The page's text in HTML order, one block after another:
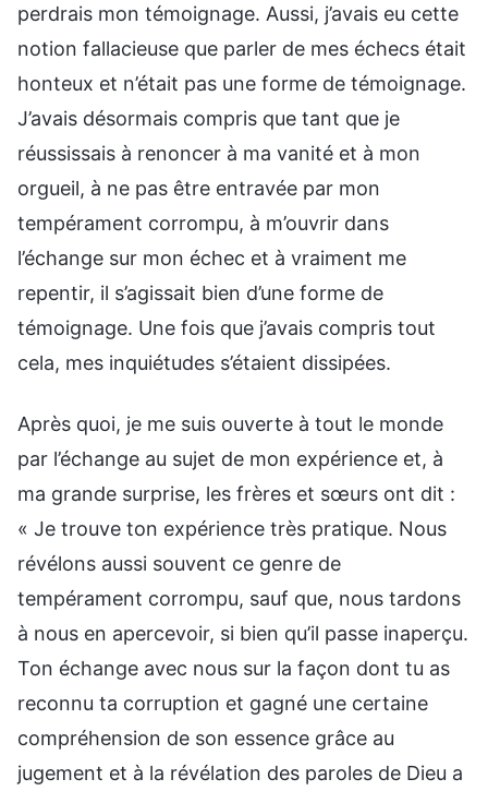
perdrais mon témoignage. Aussi, j’avais eu cette
notion fallacieuse que parler de mes échecs était
honteux et n’était pas une forme de témoignage.
J’avais désormais compris que tant que je
réussissais à renoncer à ma vanité et à mon
orgueil, à ne pas être entravée par mon
tempérament corrompu, à m’ouvrir dans
l’échange sur mon échec et à vraiment me
repentir, il s’agissait bien d’une forme de
témoignage. Une fois que j’avais compris tout
cela, mes inquiétudes s’étaient dissipées.
Après quoi, je me suis ouverte à tout le monde
par l’échange au sujet de mon expérience et, à
ma grande surprise, les frères et sœurs ont dit :
« Je trouve ton expérience très pratique. Nous
révélons aussi souvent ce genre de
tempérament corrompu, sauf que, nous tardons
à nous en apercevoir, si bien qu’il passe inaperçu.
Ton échange avec nous sur la façon dont tu as
reconnu ta corruption et gagné une certaine
compréhension de son essence grâce au
jugement et à la révélation des paroles de Dieu a